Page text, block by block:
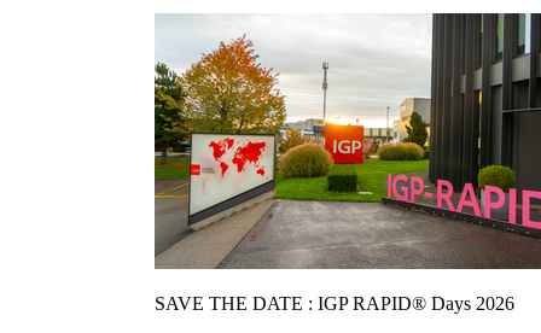
SAVE THE DATE : IGP RAPID® Days 2026